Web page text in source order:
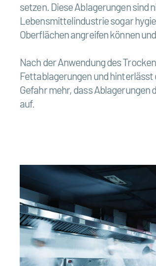
setzen. Diese Ablagerungen sind
Lebensmittelindustrie sogar
Oberflächen angreifen können
Nach der Anwendung des
Fettablagerungen und
Gefahr mehr, dass
auf.